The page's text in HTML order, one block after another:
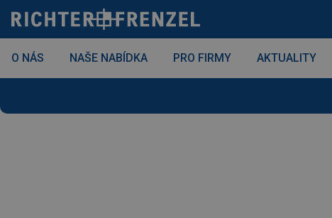
content
O NÁS NAŠE NABÍDKA PRO FIRMY AKTUALITY